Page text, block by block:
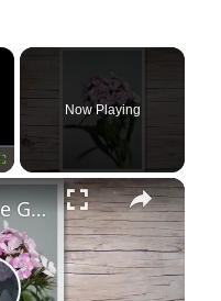
Fullscreen
Now Playing
Kennst du deine Geburtsblume?